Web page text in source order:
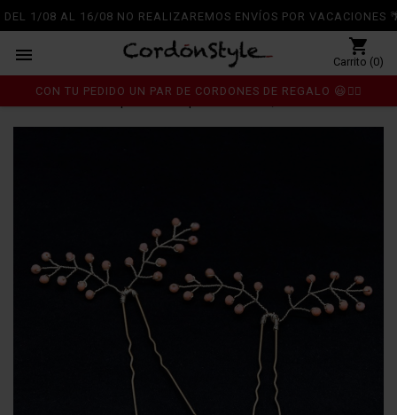
DEL 1/08 AL 16/08 NO REALIZAREMOS ENVÍOS POR VACACIONES
shopping_cart
Carrito (0)

CON TU PEDIDO UN PAR DE CORDONES DE REGALO 😃👍🏼